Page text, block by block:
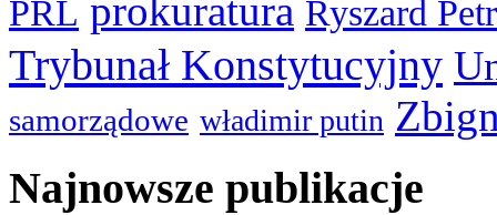
PRL prokuratura Ryszard
Trybunał Konstytucyjny
samorządowe władimir putin
Najnowsze publikacje